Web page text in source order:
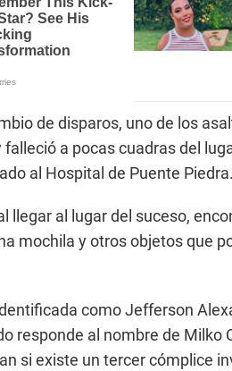
de disparos, uno de los
a pocas cuadras del
al Hospital de Puente
llegar al lugar del suceso,
mochila y otros objetos que
como Jefferson
responde al nombre de Milko
si existe un tercer cómplice